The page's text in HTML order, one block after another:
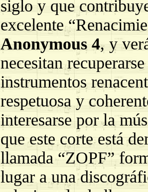
siglo y que
excelente
Anonymous 4, y
necesitan
instrumentos
respetuosa y
interesarse por la
que este corte está
llamada “ZOPF”
lugar a una